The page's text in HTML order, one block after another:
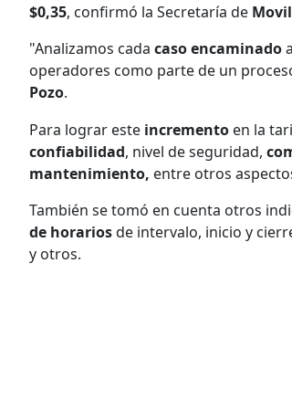
$0,35, confirmó la Secretaría de
"Analizamos cada caso encaminado
operadores como parte de un
Pozo.
Para lograr este incremento en la
confiabilidad, nivel de seguridad,
mantenimiento, entre otros
También se tomó en cuenta otros
de horariosde intervalo, inicio y
y otros.